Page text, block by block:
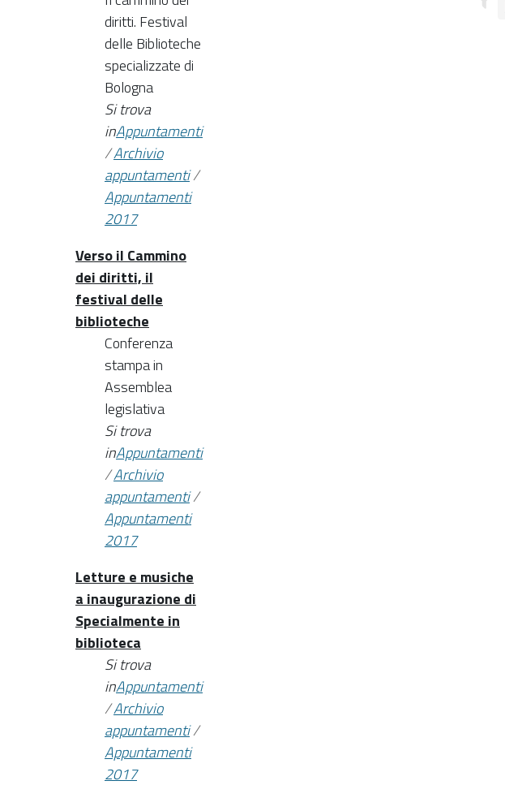
diritti. Festival
delle Biblioteche
specializzate di
Bologna
Si trova
inAppuntamenti
/Archivio
appuntamenti/
Appuntamenti
2017
Verso il Cammino
dei diritti, il
festival delle
biblioteche
Conferenza
stampa in
Assemblea
legislativa
Si trova
inAppuntamenti
/Archivio
appuntamenti/
Appuntamenti
2017
Letture e musiche
a inaugurazione di
Specialmente in
biblioteca
Si trova
inAppuntamenti
/Archivio
appuntamenti/
Appuntamenti
2017